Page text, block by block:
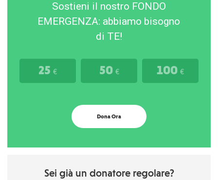
Sostieni il nostro FONDO
EMERGENZA: abbiamo bisogno
di TE!
25 € 50 € 100 €
Dona Ora
Sei già un donatore regolare?